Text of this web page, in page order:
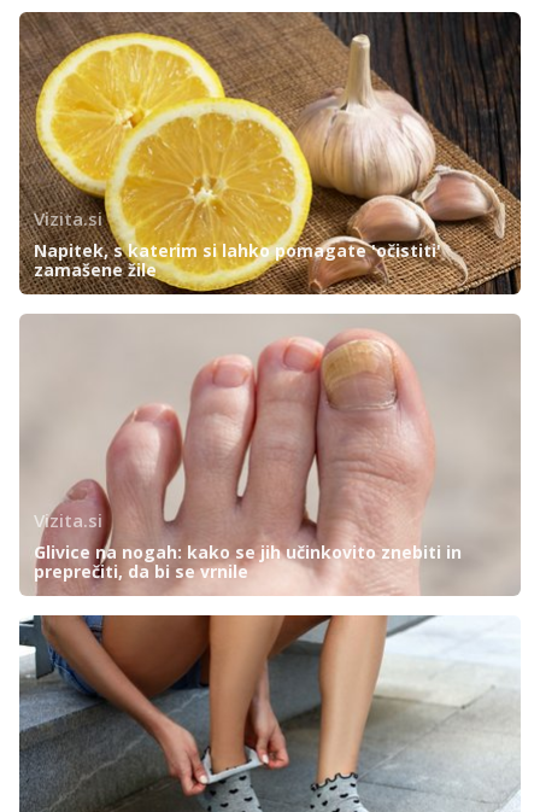
Vizita.si
Napitek, s katerim si lahko pomagate 'očistiti'
zamašene žile
Vizita.si
Glivice na nogah: kako se jih učinkovito znebiti in
preprečiti, da bi se vrnile